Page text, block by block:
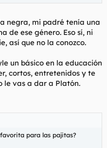
negra, mi padré tenía una
de ese género. Eso sí, ni
así que no la conozco.
un básico en la educación
cortos, entretenidos y te
le vas a dar a Platón.
para las pajitas?